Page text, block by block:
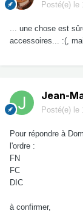
Posté(e) le
... une chose est
accessoires... :(,
Jean-
Posté(e) le
Pour répondre à
l'ordre :
FN
FC
DIC
à confirmer,